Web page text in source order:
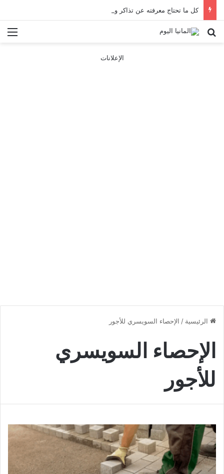
كل ما تحتاج معرفته عن تذاكر ووسائل النقل في باريس 2025
بحث عن
الإعلانات
الرئيسية / الإحصاء السويسري للأجور
الإحصاء السويسري
للأجور